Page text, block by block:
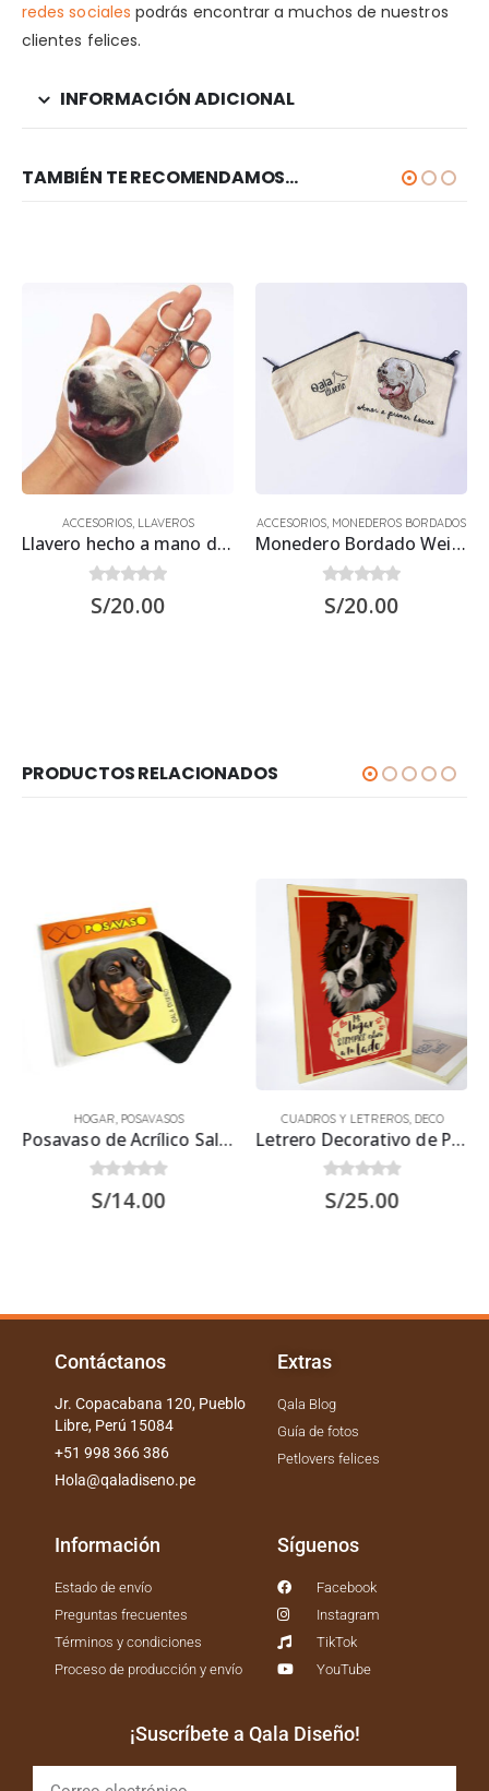
redes sociales podrás encontrar a muchos de nuestros
clientes felices.
INFORMACIÓN ADICIONAL
TAMBIÉN TE RECOMENDAMOS…
ACCESORIOS, LLAVEROS
Llavero hecho a mano de Perro Weimaraner
0out of 5
S/20.00
ACCESORIOS, MONEDEROS BORDADOS
Monedero Bordado Weimaraner
0out of 5
S/20.00
PRODUCTOS RELACIONADOS
HOGAR, POSAVASOS
Posavaso de Acrílico Salchicha Negro 9.5×9.5 cms
0out of 5
S/14.00
CUADROS Y LETREROS, DECO
Letrero Decorativo de Perro Border Collie 30×22.5 cms
0out of 5
S/25.00
Contáctanos
Jr. Copacabana 120, Pueblo
Libre, Perú 15084
+51 998 366 386
Hola@qaladiseno.pe
Extras
Qala Blog
Guía de fotos
Petlovers felices
Información
Estado de envío
Preguntas frecuentes
Términos y condiciones
Proceso de producción y envío
Síguenos
Facebook
Instagram
TikTok
YouTube
¡Suscríbete a Qala Diseño!